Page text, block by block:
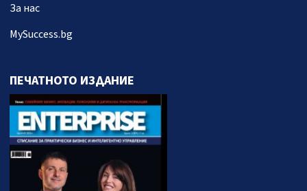
За нас
MySuccess.bg
ПЕЧАТНОТО ИЗДАНИЕ